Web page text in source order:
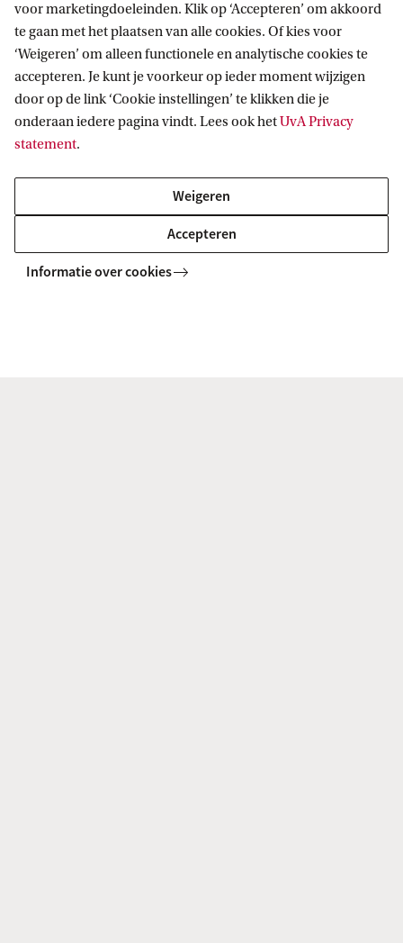
personeelslid in bezit van het ius promovendi).
Naast de promotor moet altijd een tweede
begeleider worden aangewezen, dit kan een
tweede promotor zijn of een copromotor.
kunnen aanvullende toelatingseisen gelde voor
een specifieke promotieplek. Die staan
bijvoorbeeld in de vacatureomschrijving.
voor marketingdoeleinden. Klik op ‘Accepteren’ om akkoord
te gaan met het plaatsen van alle cookies. Of kies voor
‘Weigeren’ om alleen functionele en analytische cookies te
accepteren. Je kunt je voorkeur op ieder moment wijzigen
door op de link ‘Cookie instellingen’ te klikken die je
onderaan iedere pagina vindt. Lees ook hetUvA Privacy
statement.
Weigeren
Accepteren
Informatie over cookies